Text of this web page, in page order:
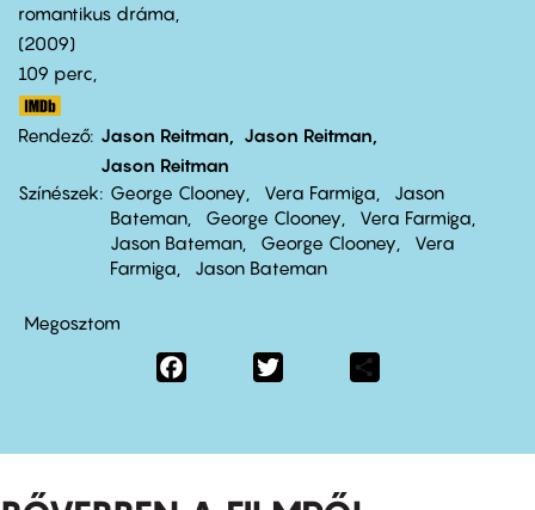
romantikus dráma
2009
109 perc,
Rendező Jason Reitman
Jason Reitman
Jason Reitman
Színészek
George Clooney Vera Farmiga
Jason
Bateman
George Clooney
Vera Farmiga
Jason Bateman
George Clooney
Vera
Farmiga
Jason Bateman
Megosztom
Facebook